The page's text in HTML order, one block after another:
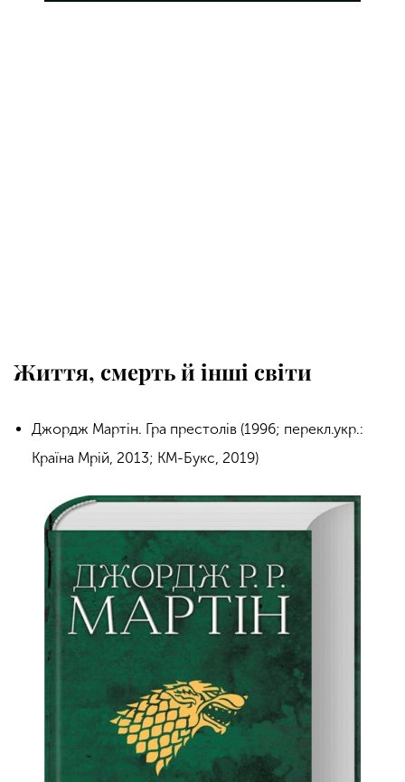
Життя, смерть й інші світи
Джордж Мартін. Гра престолів (1996; перекл.укр.:
Країна Мрій, 2013; КМ-Букс, 2019)